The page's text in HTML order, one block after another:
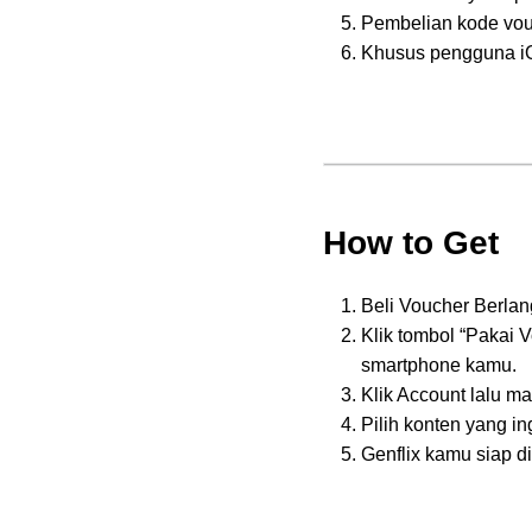
Pembelian kode
Khusus pengguna
How to Get
Beli Voucher
Klik tombol “Pakai
smartphone kamu.
Klik Account lalu
Pilih konten yang
Genflix kamu siap